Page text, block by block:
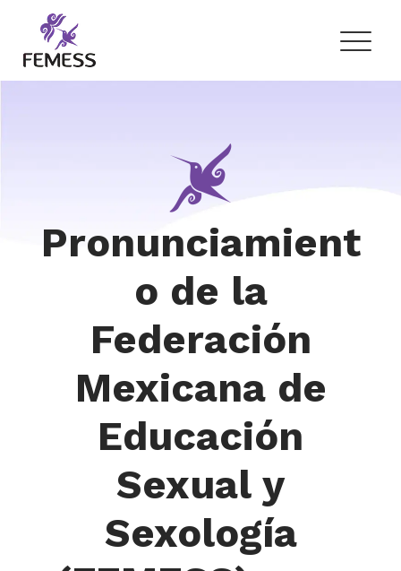
content
Femess
Federación Mexicana de Educación Sexual y Sexología, A.C.
Pronunciamient
o de la
Federación
Mexicana de
Educación
Sexual y
Sexología